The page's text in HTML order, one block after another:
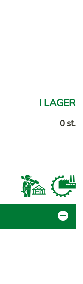
I LAGER
0 st.